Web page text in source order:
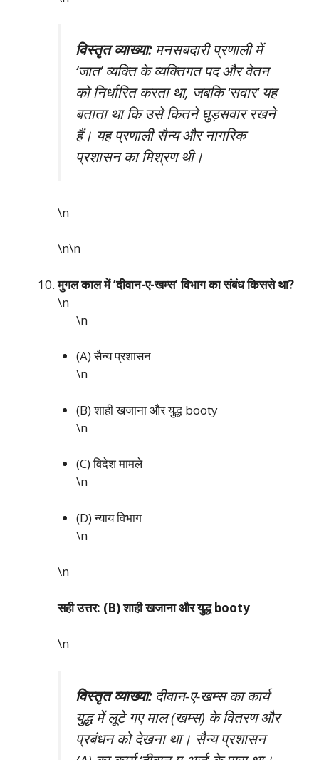
विस्तृत व्याख्या:मनसबदारी प्रणाली में
‘जात’ व्यक्ति के व्यक्तिगत पद और वेतन
को निर्धारित करता था, जबकि ‘सवार’ यह
बताता था कि उसे कितने घुड़सवार रखने
हैं। यह प्रणाली सैन्य और नागरिक
प्रशासन का मिश्रण थी।
\n
\n\n
मुगल काल में ‘दीवान-ए-खम्स’ विभाग का संबंध किससे था?
\n
\n
(A) सैन्य प्रशासन
\n
(B) शाही खजाना और युद्ध booty
\n
(C) विदेश मामले
\n
(D) न्याय विभाग
\n
\n
सही उत्तर: (B) शाही खजाना और युद्ध booty
\n
विस्तृत व्याख्या:दीवान-ए-खम्स का कार्य
युद्ध में लूटे गए माल (खम्स) के वितरण और
प्रबंधन को देखना था। सैन्य प्रशासन